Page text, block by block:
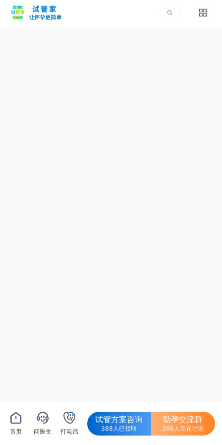
首页 问医生 打电话
试管方案咨询
388人已领取
助孕交流群
356人正在讨论